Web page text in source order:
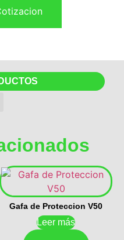
Gafa de Proteccion V50
Leer más